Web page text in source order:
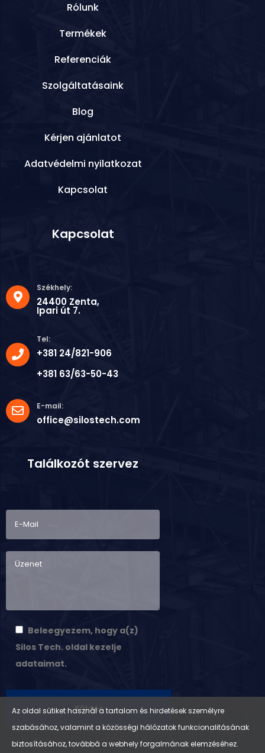
Rólunk
Termékek
Referenciák
Szolgáltatásaink
Blog
Kérjen ajánlatot
Adatvédelmi nyilatkozat
Kapcsolat
Kapcsolat
Székhely:
24400 Zenta,
Ipari út 7.
Tel:
+381 24/821-906
+381 63/63-50-43
E-mail:
office@silostech.com
Találkozót szervez
Beleegyezem, hogy a(z)
Silos Tech. oldal kezelje
adataimat.
Az oldal sütiket használ a tartalom és hirdetések személyre
szabásához, valamint a közösségi hálózatok funkcionalitásának
biztosításához, továbbá a webhely forgalmának elemzéséhez.